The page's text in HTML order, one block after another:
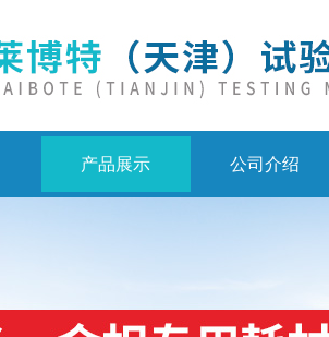
产品展示 公司介绍